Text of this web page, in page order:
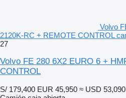
Volvo
2120K-RC + REMOTE CONTROL
27
Volvo FE 280 6X2 EURO 6 +
CONTROL
S/ 179,400 EUR 45,950 ≈ USD 53,090